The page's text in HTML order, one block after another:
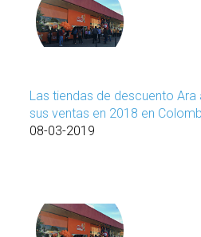
Las tiendas de descuento Ara
sus ventas en 2018 en
08-03-2019